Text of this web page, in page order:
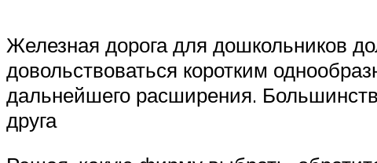
Железная дорога для дошкольников
довольствоваться коротким
дальнейшего расширения.
друга